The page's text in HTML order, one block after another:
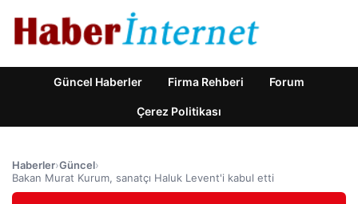
Güncel Haberler Firma Rehberi Forum
Çerez Politikası
Haberler›Güncel›
Bakan Murat Kurum, sanatçı Haluk Levent'i kabul etti